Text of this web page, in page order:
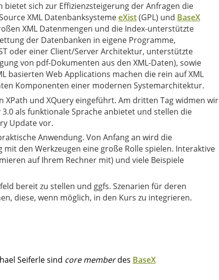
bietet sich zur Effizienzsteigerung der Anfragen die
Datenbank an. Die Open Source XML DatenbanksystemeeXist(GPL) und BaseX
XML Datenmengen und die Index-unterstützte
der Datenbanken in eigene Programme,
oder einer Client/Server Architektur, unterstützte
von pdf-Dokumenten aus den XML-Daten), sowie
basierten Web Applications machen die rein auf XML
Komponenten einer modernen Systemarchitektur.
XPath und XQuery eingeführt. Am dritten Tag widmen wir
als funktionale Sprache anbietet und stellen die
Update vor.
Anwendung. Von Anfang an wird die
den Werkzeugen eine große Rolle spielen. Interaktive
auf Ihrem Rechner mit) und viele Beispiele
bereit zu stellen und ggfs. Szenarien für deren
werden versuchen, diese, wenn möglich, in den Kurs zu integrieren.
Seiferle sind core memberdes BaseX